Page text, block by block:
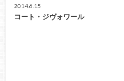
2014.6.15
コート・ジヴォワール